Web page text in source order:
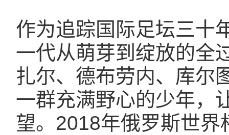
作为追踪国际足坛三十
一代从萌芽到绽放的全
扎尔、德布劳内、库尔
一群充满野心的少年，
望。2018年俄罗斯世